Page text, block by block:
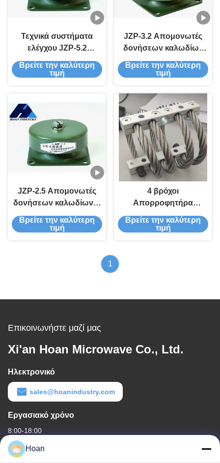
Τεχνικά συστήματα
ελέγχου JZP-5.2
Απομονωτές δονήσεων
καλωδίων για
Βρείτε την καλύτερη
τιμή
JZP-3.2 Απομονωτές
δονήσεων καλωδίων
απαραίτητοι για τον
έλεγχο δονήσεων σε
περιβάλλον
Βρείτε την καλύτερη
τιμή
JZP-2.5 Απομονωτές
δονήσεων καλωδίων Η
τέλεια επιλογή για
καταστάσεις υψηλής
Βρείτε την καλύτερη
τιμή
4 βρόχοι
Απορροφητήρα
συγκρούσεων Χάλυβα
Αλουμίνιο Αμόριο
Βρείτε την καλύτερη
τιμή
1
Επικοινωνήστε μαζί μας
Xi'an Hoan Microwave Co., Ltd.
Ηλεκτρονικό
sales@hoanindustry.com
Εργασιακό χρόνο
8:00-18:00
Η διεύθυνσή μας
Hoan